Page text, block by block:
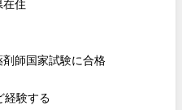
在住
剤師国家試験に合格
経験する